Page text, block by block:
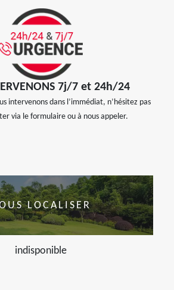
7j/7 et 24h/24
intervenons dans l’immédiat, n’hésitez pas
via le formulaire ou à nous appeler.
LOCALISER
indisponible